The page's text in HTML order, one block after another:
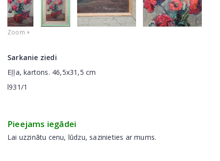
Zoom +
Sarkanie ziedi
Eļļa, kartons. 46,5x31,5 cm
l931/1
Pieejams iegādei
Lai uzzinātu cenu, lūdzu, sazinieties ar mums.